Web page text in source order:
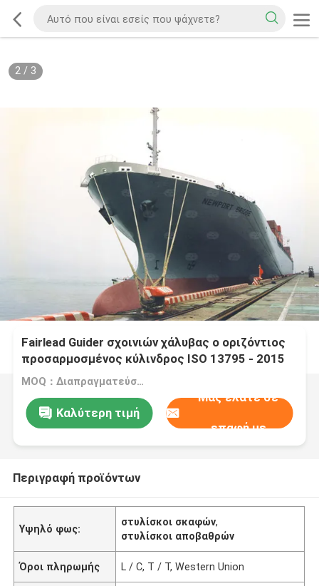
2/ 3
Fairlead Guider σχοινιών χάλυβας ο οριζόντιος
προσαρμοσμένος κύλινδρος ISO 13795 - 2015
σχοινιών καλωδίων
MOQ：Διαπραγματεύσιμο
Καλύτερη τιμή
Μας ελάτε σε
επαφή με
Περιγραφή προϊόντων
Υψηλό φως:
στυλίσκοι σκαφών,
στυλίσκοι αποβαθρών
Όροι πληρωμής L / C, T / T, Western Union